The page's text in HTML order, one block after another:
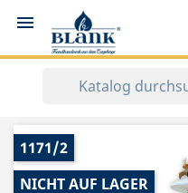

1171/2
NICHT AUF LAGER